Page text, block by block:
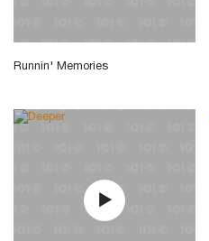
Runnin' Memories